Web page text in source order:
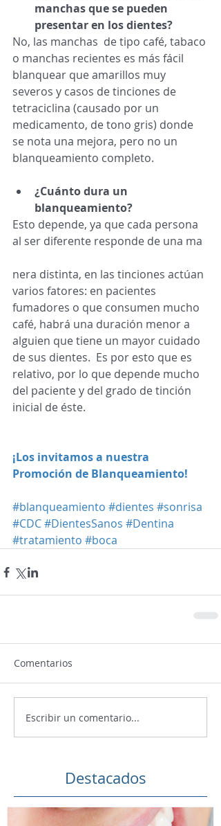
manchas que se pueden
presentar en los dientes?
No, las manchas  de tipo café, tabaco
o manchas recientes es más fácil
blanquear que amarillos muy
severos y casos de tinciones de
tetraciclina (causado por un
medicamento, de tono gris) donde
se nota una mejora, pero no un
blanqueamiento completo.
¿Cuánto dura un
blanqueamiento?
Esto depende, ya que cada persona
al ser diferente responde de una ma
nera distinta, en las tinciones actúan
varios fatores: en pacientes
fumadores o que consumen mucho
café, habrá una duración menor a
alguien que tiene un mayor cuidado
de sus dientes.  Es por esto que es
relativo, por lo que depende mucho
del paciente y del grado de tinción
inicial de éste.
¡Los invitamos a nuestra
Promoción de Blanqueamiento!
#blanqueamiento #dientes #sonrisa
#CDC#DientesSanos #Dentina
#tratamiento #boca
Comentarios
Escribir un comentario...
Destacados